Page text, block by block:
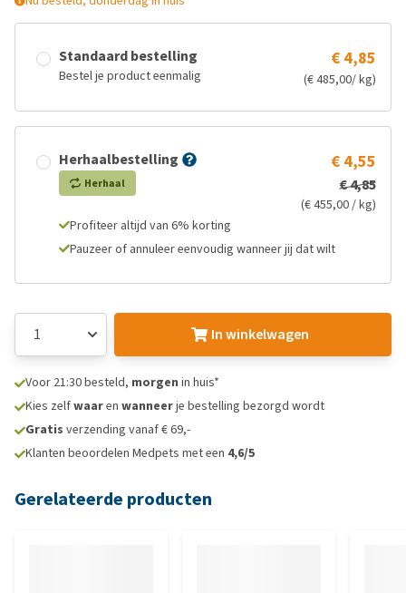
Standaard bestelling
Bestel je product eenmalig
€ 4,85
(€ 485,00/ kg)
Herhaalbestelling
Herhaal
€ 4,55
€ 4,85
(€ 455,00 / kg)
Profiteer altijd van 6% korting
Pauzeer of annuleer eenvoudig wanneer jij dat wilt
In winkelwagen
Voor 21:30 besteld, morgen in huis*
Kies zelfwaaren wanneerje bestelling bezorgd wordt
Gratis verzending vanaf € 69,-
Klanten beoordelen Medpets met een 4,6/5
Gerelateerde producten